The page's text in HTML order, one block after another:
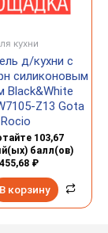
кухни
д/кухни с
силиконовым
Black&White
Z13 Gota
Rocio
103,67
балл(ов)
₽
В корзину